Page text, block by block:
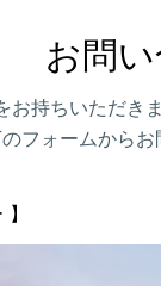
お問
お持ちいただき
フォームからお